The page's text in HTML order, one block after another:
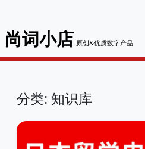
尚词小店 原创&优质数字产品
分类: 知识库